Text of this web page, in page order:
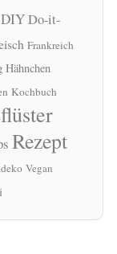
DIYDo-it-
Frankreich
Hähnchen
Kochbuch
Rezept
Vegan